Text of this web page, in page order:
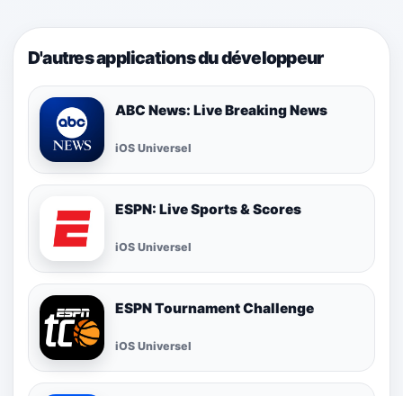
D'autres applications du développeur
ABC News: Live Breaking News
iOS Universel
ESPN: Live Sports & Scores
iOS Universel
ESPN Tournament Challenge
iOS Universel